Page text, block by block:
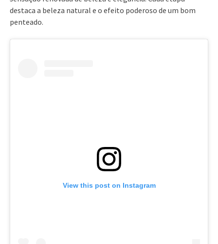
destaca a beleza natural e o efeito poderoso de um bom
penteado.
View this post on Instagram